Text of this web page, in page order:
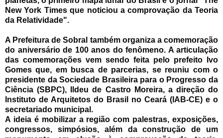
New York Times que noticiou a comprovação da Teoria
da Relatividade".
A Prefeitura de Sobral também organiza a comemoração
do aniversário de 100 anos do fenômeno. A articulação
das comemorações vem sendo feita pelo prefeito Ivo
Gomes que, em busca de parcerias, se reuniu com o
presidente da Sociedade Brasileira para o Progresso da
Ciência (SBPC), Ildeu de Castro Moreira, a direção do
Instituto de Arquitetos do Brasil no Ceará (IAB-CE) e o
secretariado municipal.
A ideia é mobilizar a região com palestras, exposições,
congressos, simpósios, além da construção de um